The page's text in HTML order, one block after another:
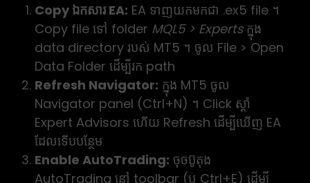
Copy ឯកសារ EA: EA ទាញយកមកជា .ex5 file ។
Copy file ទៅ folder MQL5 > Expertsក្នុង
data directory របស់ MT5 ។ ចូល File > Open
Data Folder ដើម្បីរក path
Refresh Navigator: ក្នុង MT5 ចូល
Navigator panel (Ctrl+N) ។ Click ស្ដាំ
Expert Advisors ហើយ Refresh ដើម្បីឃើញ EA
ដែលទើបបន្ថែម
Enable AutoTrading: ចុចប៊ូតុង
AutoTrading នៅ toolbar (ឬ Ctrl+E) ដើម្បី